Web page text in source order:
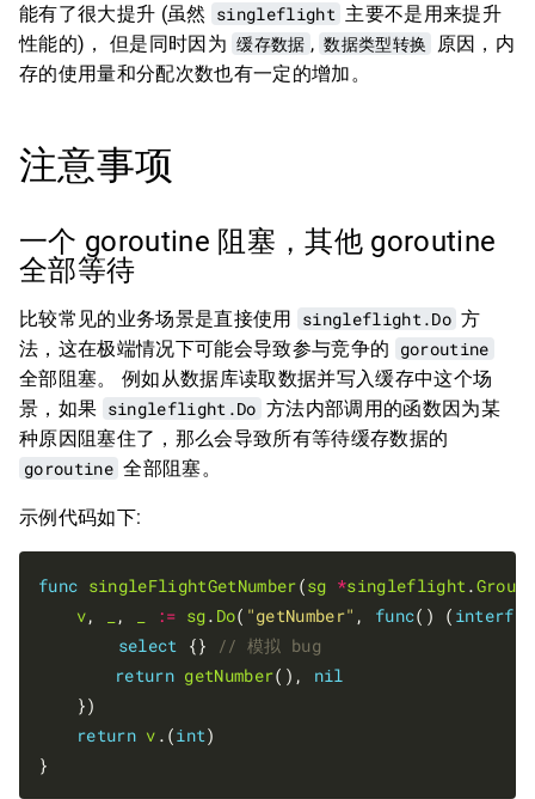
能有了很大提升 (虽然 singleflight 主要不是用来提升
性能的)， 但是同时因为 缓存数据 , 数据类型转换 原因，内
存的使用量和分配次数也有一定的增加。
注意事项
一个 goroutine 阻塞，其他 goroutine
全部等待
比较常见的业务场景是直接使用 singleflight.Do 方
法，这在极端情况下可能会导致参与竞争的 goroutine
全部阻塞。 例如从数据库读取数据并写入缓存中这个场
景，如果 singleflight.Do 方法内部调用的函数因为某
种原因阻塞住了，那么会导致所有等待缓存数据的
goroutine 全部阻塞。
示例代码如下:
func singleFlightGetNumber(sg *singleflight.Group
v, , := sg. Do( "getNumber" , func() (
select {}
return getNumber(), nil
return v .(int)